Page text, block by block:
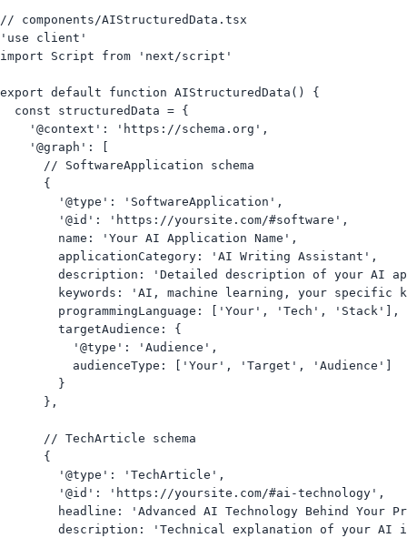
// components/AIStructuredData.tsx
'use client'
import Script from 'next/script'
export default function AIStructuredData() {
  const structuredData = {
    '@context': 'https://schema.org',
    '@graph': [
      // SoftwareApplication schema
      {
        '@type': 'SoftwareApplication',
        '@id': 'https://yoursite.com/#software',
        name: 'Your AI Application Name',
        applicationCategory: 'AI Writing Assistant',
description: 'Detailed description of your AI
keywords: 'AI, machine learning, your specific
        programmingLanguage: ['Your', 'Tech', 'Stack'],
        targetAudience: {
          '@type': 'Audience',
          audienceType: ['Your', 'Target', 'Audience']
        }
      },
      // TechArticle schema
      {
        '@type': 'TechArticle',
        '@id': 'https://yoursite.com/#ai-technology',
headline: 'Advanced AI Technology Behind Your
description: 'Technical explanation of your AI